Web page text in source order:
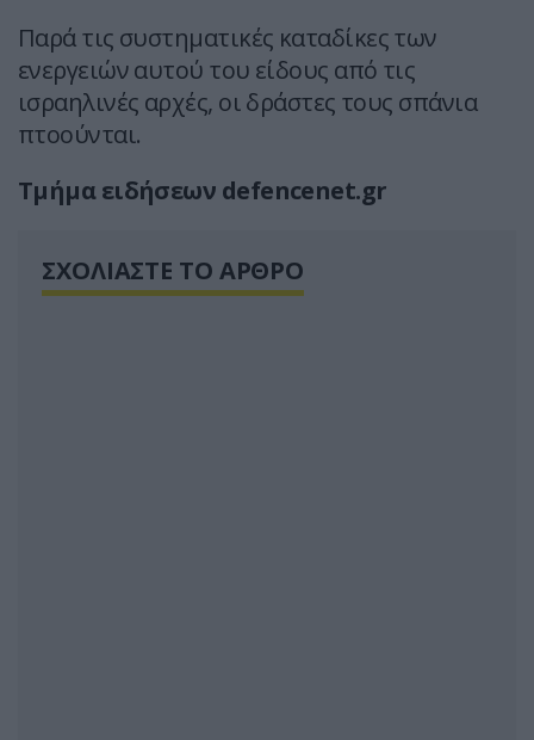
Παρά τις συστηματικές καταδίκες των
ενεργειών αυτού του είδους από τις
ισραηλινές αρχές, οι δράστες τους σπάνια
πτοούνται.
Τμήμα ειδήσεων defencenet.gr
ΣΧΟΛΙΑΣΤΕ ΤΟ ΑΡΘΡΟ